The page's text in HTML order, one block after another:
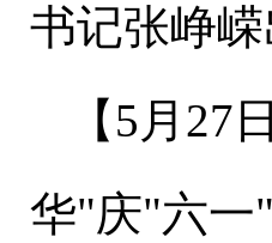
书记张峥
【 5 月 27 日
华"庆"六一"